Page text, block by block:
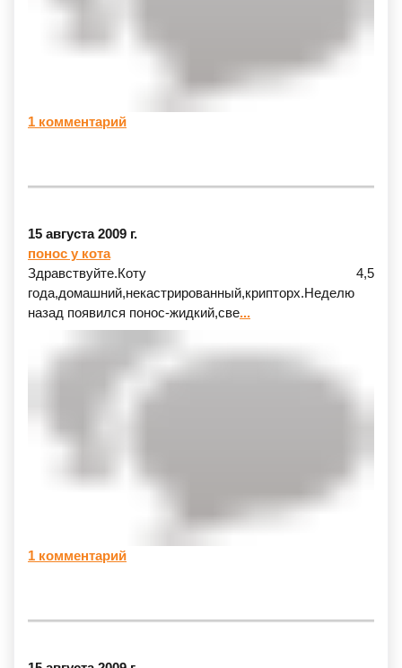
1 комментарий
15 августа 2009 г.
понос у кота
Здравствуйте.Коту 4,5
года,домашний,некастрированный,крипторх.Неделю
назад появился понос-жидкий,све...
1 комментарий